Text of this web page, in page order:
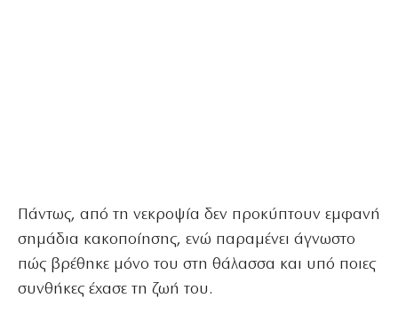
Πάντως, από τη νεκροψία δεν προκύπτουν εμφανή
σημάδια κακοποίησης, ενώ παραμένει άγνωστο
πώς βρέθηκε μόνο του στη θάλασσα και υπό ποιες
συνθήκες έχασε τη ζωή του.